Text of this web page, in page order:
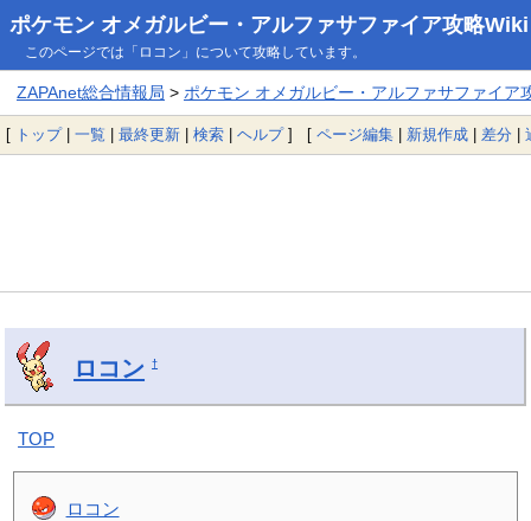
ポケモン オメガルビー・アルファサファイア攻略Wiki
このページでは「ロコン」について攻略しています。
ZAPAnet総合情報局 > ポケモン オメガルビー・アルファサファイア
[ トップ| 一覧 | 最終更新 | 検索 | ヘルプ] [ ページ編集 | 新規作成 | 差分 |
ロコン †
TOP
ロコン